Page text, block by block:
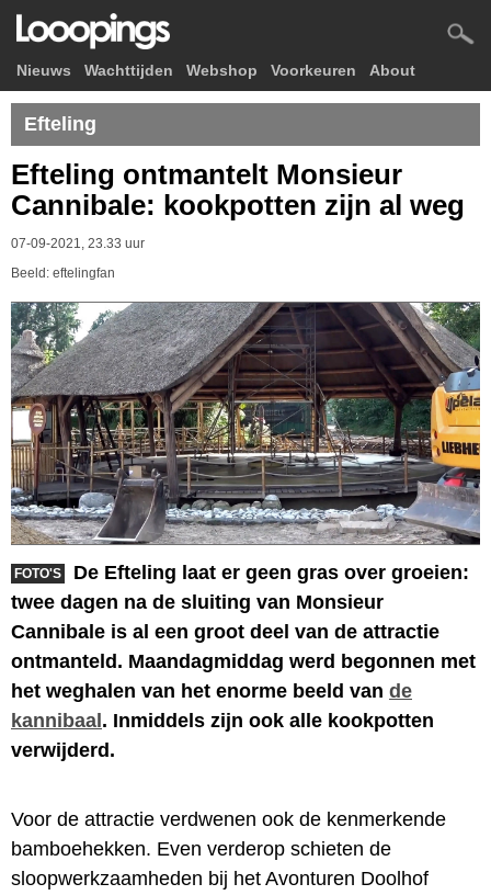
Nieuws Wachttijden Webshop Voorkeuren About
Efteling
Efteling ontmantelt Monsieur
Cannibale: kookpotten zijn al weg
07-09-2021, 23.33 uur
Beeld: eftelingfan
FOTO'S
De Efteling laat er geen gras over groeien:
twee dagen na de sluiting van Monsieur
Cannibale is al een groot deel van de attractie
ontmanteld. Maandagmiddag werd begonnen met
het weghalen van het enorme beeld van de
kannibaal. Inmiddels zijn ook alle kookpotten
verwijderd.
Voor de attractie verdwenen ook de kenmerkende
bamboehekken. Even verderop schieten de
sloopwerkzaamheden bij het Avonturen Doolhof